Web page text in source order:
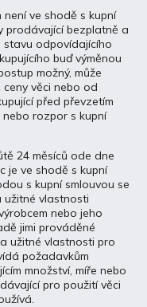
není ve shodě s kupní
prodávající bezplatně a
odpovídajícího
buď výměnou
možný, může
věci nebo od
před převzetím
rozpor s kupní
24 měsíců ode dne
je ve shodě s kupní
s kupní smlouvou se
užitné vlastnosti
nebo jeho
jimi prováděné
užitné vlastnosti pro
požadavkům
množství, míře nebo
pro použití věci